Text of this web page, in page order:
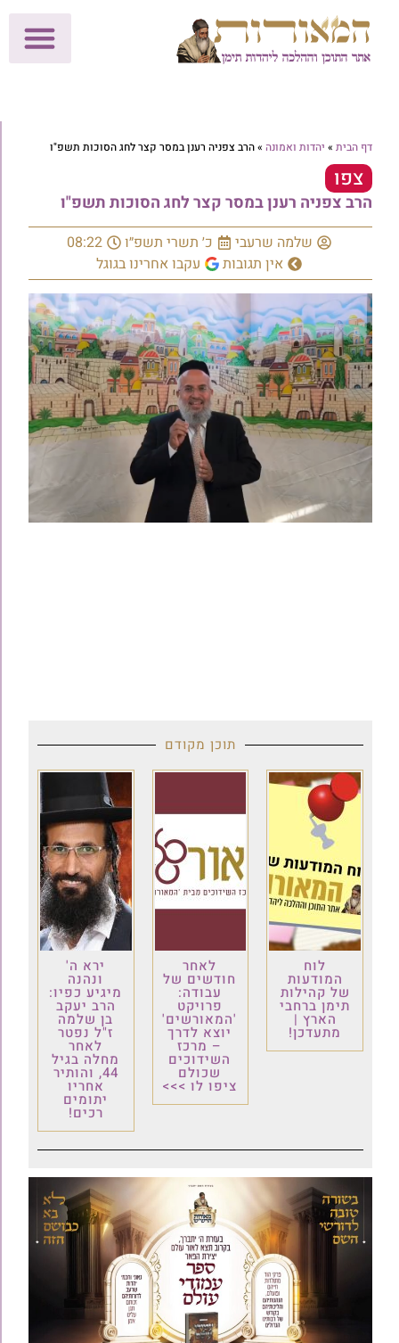
דף הבית » יהדות ואמונה »הרב צפניה רענן במסר קצר לחג הסוכות תשפ"ו
צפו
הרב צפניה רענן במסר קצר לחג הסוכות תשפ"ו
שלמה שרעבי כ׳ תשרי תשפ״ו
08:22
אין תגובות
עקבו אחרינו בגוגל
תוכן מקודם
לוח
המודעות
של קהילות
תימן ברחבי
הארץ |
מתעדכן!
לאחר
חודשים של
עבודה:
פרויקט
'המאורשים'
יוצא לדרך
– מרכז
השידוכים
שכולם
ציפו לו >>>
ירא ה'
ונהנה
מיגיע כפיו:
הרב יעקב
בן שלמה
ז"ל נפטר
לאחר
מחלה בגיל
44, והותיר
אחריו
יתומים
רכים!